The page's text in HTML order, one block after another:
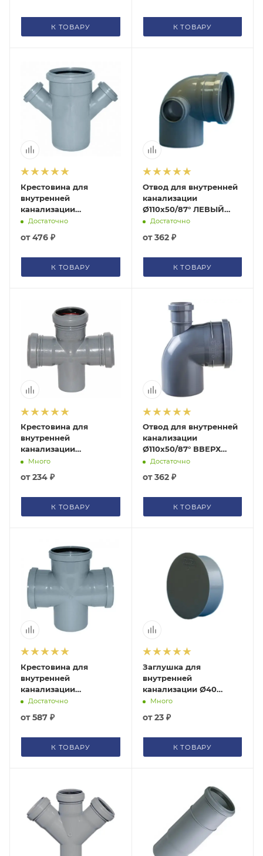
К ТОВАРУ К ТОВАРУ
Крестовина для
внутренней
канализации
Ø110х50х50/45° серая
Достаточно
от476 ₽
К ТОВАРУ
Отвод для внутренней
канализации
Ø110х50/87° ЛЕВЫЙ
серый Политэк
Достаточно
от362 ₽
К ТОВАРУ
Крестовина для
внутренней
канализации
Ø50х50/87° серая
135590Политэк
Много
от234 ₽
К ТОВАРУ
Отвод для внутренней
канализации
Ø110х50/87° ВВЕРХ
серый Политэк
Достаточно
от362 ₽
К ТОВАРУ
Крестовина для
внутренней
канализации
Ø110х110/87° серая
Достаточно
от587 ₽
К ТОВАРУ
Заглушка для
внутренней
канализации Ø40
серая Политэк
Много
от23 ₽
К ТОВАРУ